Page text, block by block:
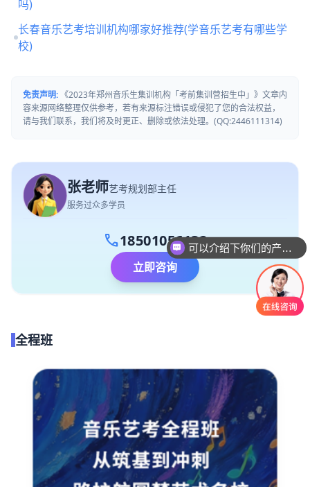
吗)
长春音乐艺考培训机构哪家好推荐(学音乐艺考有哪些学
校)
免责声明: 《2023年郑州音乐生集训机构「考前集训营招生中」》文章内
容来源网络整理仅供参考，若有来源标注错误或侵犯了您的合法权益，
请与我们联系，我们将及时更正、删除或依法处理。(QQ:2446111314)
张老师艺考规划部主任
服务过众多学员
call18501056132
立即咨询
全程班
你们是怎么收费的呢